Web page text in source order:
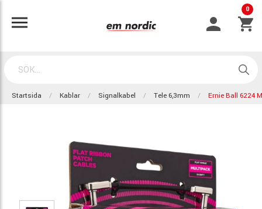
0
Startsida Kablar Signalkabel Tele 6,3mm Ernie Ball 6224